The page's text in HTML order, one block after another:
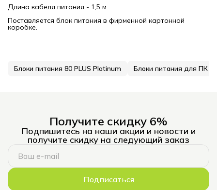
Длина кабеля питания - 1,5 м
Поставляется блок питания в фирменной картонной
коробке.
Блоки питания 80 PLUS Platinum Блоки питания для ПК
Получите скидку 6%
Подпишитесь на наши акции и новости и
получите скидку на следующий заказ
Подписаться